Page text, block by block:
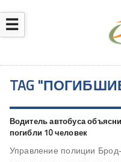
☰
TAG
Водитель автобуса
погибли 10 человек
Управление полиции